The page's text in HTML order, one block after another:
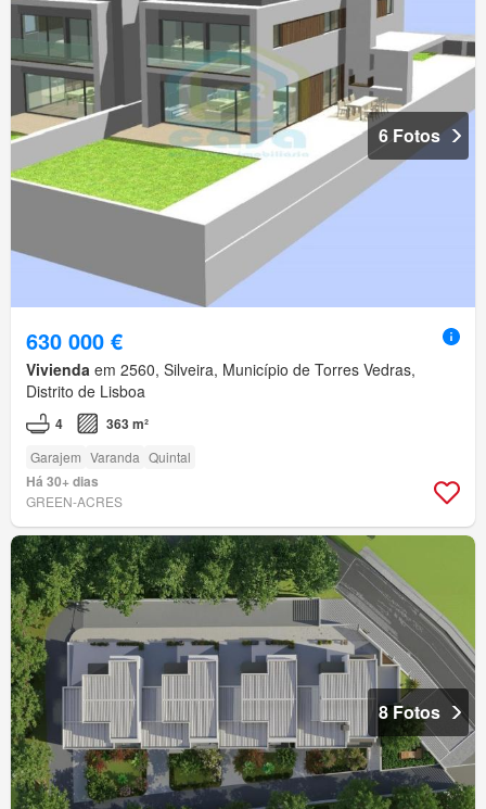
6 Fotos
630 000 €
Vivienda em 2560, Silveira, Município de Torres Vedras,
Distrito de Lisboa
4 363 m²
Garajem Varanda Quintal
Há 30+ dias
GREEN-ACRES
8 Fotos